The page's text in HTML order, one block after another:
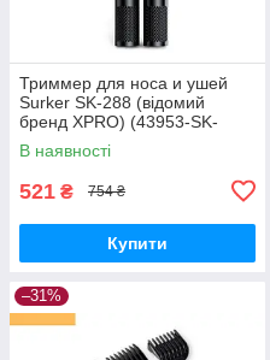
Триммер для носа и ушей
Surker SK-288 (відомий
бренд XPRO) (43953-SK-
288_158)
В наявності
521 ₴ 754 ₴
Купити
–31%